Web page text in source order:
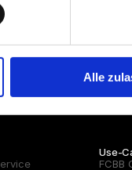
Alle
vor einer
Use-
FCBB